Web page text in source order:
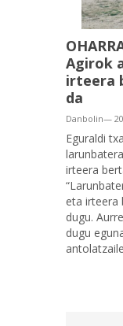
Agirok
irteera
da
Danbolin—
Eguraldi
irteera
eta irteera
dugu.
dugu